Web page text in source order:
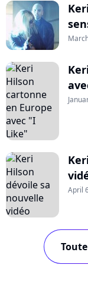
April